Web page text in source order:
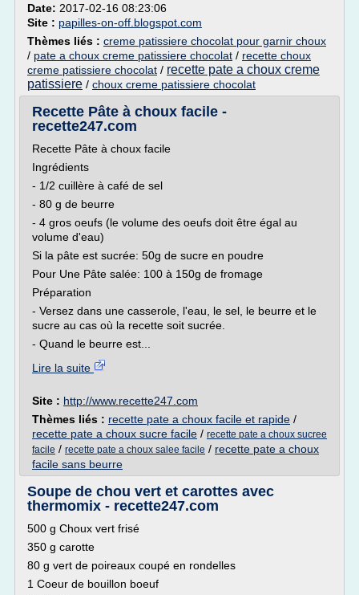
Date: 2017-02-16 08:23:06
Site : papilles-on-off.blogspot.com
Thèmes liés : creme patissiere chocolat pour garnir choux
/ pate a choux creme patissiere chocolat / recette choux
creme patissiere chocolat / recette pate a choux creme
patissiere / choux creme patissiere chocolat
Recette Pâte à choux facile -
recette247.com
Recette Pâte à choux facile
Ingrédients
- 1/2 cuillère à café de sel
- 80 g de beurre
- 4 gros oeufs (le volume des oeufs doit être égal au
volume d'eau)
Si la pâte est sucrée: 50g de sucre en poudre
Pour Une Pâte salée: 100 à 150g de fromage
Préparation
- Versez dans une casserole, l'eau, le sel, le beurre et le
sucre au cas où la recette soit sucrée.
- Quand le beurre est...
Lire la suite
Site : http://www.recette247.com
Thèmes liés : recette pate a choux facile et rapide /
recette pate a choux sucre facile / recette pate a choux sucree
facile / recette pate a choux salee facile / recette pate a choux
facile sans beurre
Soupe de chou vert et carottes avec
thermomix - recette247.com
500 g Choux vert frisé
350 g carotte
80 g vert de poireaux coupé en rondelles
1 Coeur de bouillon boeuf